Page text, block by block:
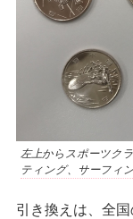
左上からスポーツク
ティング、サーフィ
引き換えは、全